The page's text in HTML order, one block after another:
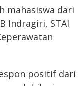
mahasiswa dari
Indragiri, STAI
positif dari